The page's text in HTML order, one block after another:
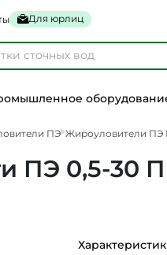
Для юрлиц
ПЭ Жироуловители ПЭ
ПЭ 0,5-30